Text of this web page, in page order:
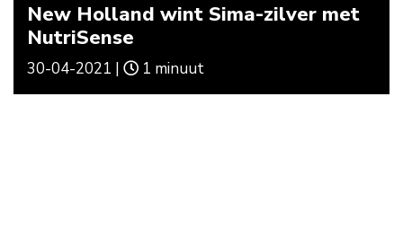
New Holland wint Sima-zilver met
NutriSense
30-04-2021 | 1 minuut